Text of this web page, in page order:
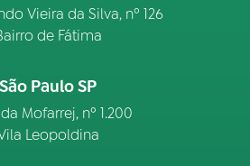
Vieira da Silva, nº 126
de Fátima
São Paulo SP
Mofarrej, nº 1.200
Leopoldina